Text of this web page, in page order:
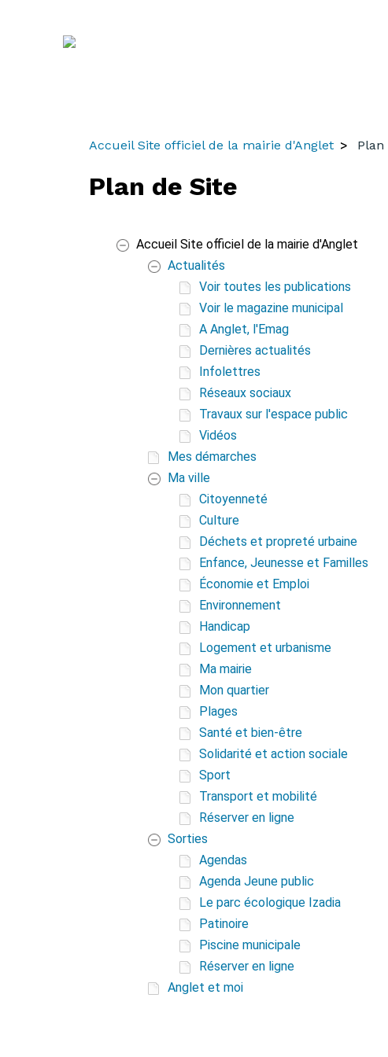
Accueil Site officiel de la mairie d'Anglet Plan
Plan de Site
Accueil Site officiel de la mairie d'Anglet
Actualités
Voir toutes les publications
Voir le magazine municipal
A Anglet, l'Emag
Dernières actualités
Infolettres
Réseaux sociaux
Travaux sur l'espace public
Vidéos
Mes démarches
Ma ville
Citoyenneté
Culture
Déchets et propreté urbaine
Enfance, Jeunesse et Familles
Économie et Emploi
Environnement
Handicap
Logement et urbanisme
Ma mairie
Mon quartier
Plages
Santé et bien-être
Solidarité et action sociale
Sport
Transport et mobilité
Réserver en ligne
Sorties
Agendas
Agenda Jeune public
Le parc écologique Izadia
Patinoire
Piscine municipale
Réserver en ligne
Anglet et moi